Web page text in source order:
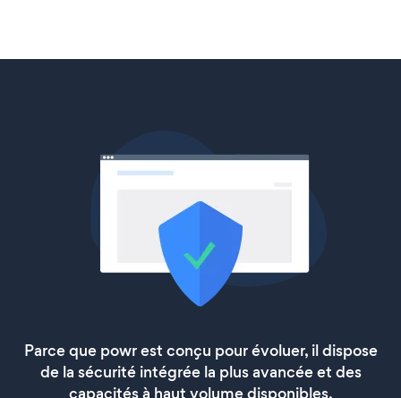
Parce que powr est conçu pour évoluer, il dispose
de la sécurité intégrée la plus avancée et des